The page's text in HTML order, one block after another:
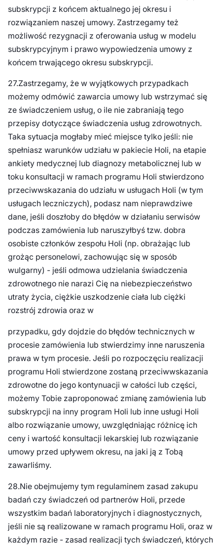
subskrypcji z końcem aktualnego jej okresu i
rozwiązaniem naszej umowy. Zastrzegamy też
możliwość rezygnacji z oferowania usług w modelu
subskrypcyjnym i prawo wypowiedzenia umowy z
końcem trwającego okresu subskrypcji.
27.Zastrzegamy, że w wyjątkowych przypadkach
możemy odmówić zawarcia umowy lub wstrzymać się
ze świadczeniem usług, o ile nie zabraniają tego
przepisy dotyczące świadczenia usług zdrowotnych.
Taka sytuacja mogłaby mieć miejsce tylko jeśli: nie
spełniasz warunków udziału w pakiecie Holi, na etapie
ankiety medycznej lub diagnozy metabolicznej lub w
toku konsultacji w ramach programu Holi stwierdzono
przeciwwskazania do udziału w usługach Holi (w tym
usługach leczniczych), podasz nam nieprawdziwe
dane, jeśli doszłoby do błędów w działaniu serwisów
podczas zamówienia lub naruszyłbyś tzw. dobra
osobiste członków zespołu Holi (np. obrażając lub
grożąc personelowi, zachowując się w sposób
wulgarny) - jeśli odmowa udzielania świadczenia
zdrowotnego nie narazi Cię na niebezpieczeństwo
utraty życia, ciężkie uszkodzenie ciała lub ciężki
rozstrój zdrowia oraz w
przypadku, gdy dojdzie do błędów technicznych w
procesie zamówienia lub stwierdzimy inne naruszenia
prawa w tym procesie. Jeśli po rozpoczęciu realizacji
programu Holi stwierdzone zostaną przeciwwskazania
zdrowotne do jego kontynuacji w całości lub części,
możemy Tobie zaproponować zmianę zamówienia lub
subskrypcji na inny program Holi lub inne usługi Holi
albo rozwiązanie umowy, uwzględniając różnicę ich
ceny i wartość konsultacji lekarskiej lub rozwiązanie
umowy przed upływem okresu, na jaki ją z Tobą
zawarliśmy.
28.Nie obejmujemy tym regulaminem zasad zakupu
badań czy świadczeń od partnerów Holi, przede
wszystkim badań laboratoryjnych i diagnostycznych,
jeśli nie są realizowane w ramach programu Holi, oraz w
każdym razie - zasad realizacji tych świadczeń, których